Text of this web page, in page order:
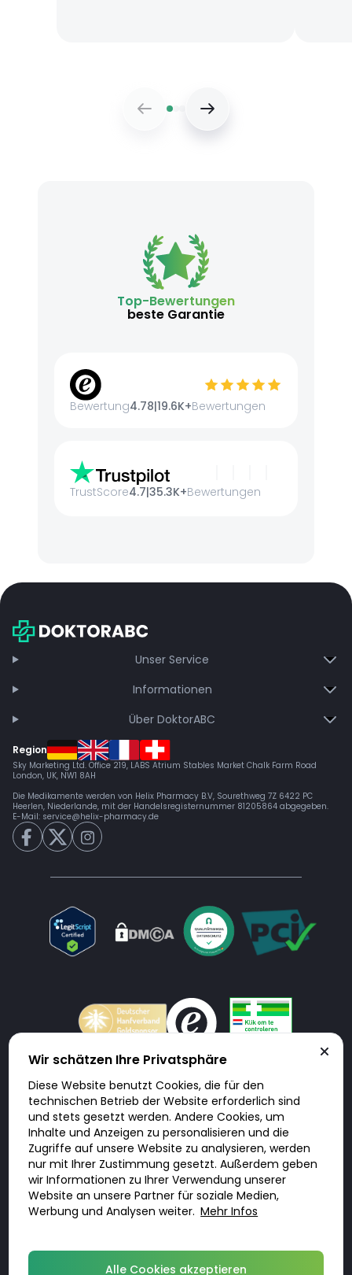
Top-Bewertungen
beste Garantie
Bewertung4.78|19.6K+Bewertungen
TrustScore4.7|35.3K+Bewertungen
Unser Service
Informationen
Über DoktorABC
Region
Sky Marketing Ltd. Office 219, LABS Atrium Stables Market Chalk Farm Road
London, UK, NW1 8AH
Die Medikamente werden von Helix Pharmacy B.V, Sourethweg 7Z 6422 PC
Heerlen, Niederlande, mit der Handelsregisternummer 81205864 abgegeben.
E-Mail: service@helix-pharmacy.de
Doktorabc.com ist eine Vermittlungsplattform. Doktorabc ist ausdrücklich
keine Internetapotheke. Doktorabc bietet keine Medikamente oder
sonstige Produkte an oder liefert diese. Jegliche Informationen zu
Produkten, Medikamenten und Preisen auf der Internetseite beinhalten
kein Angebot von Doktorabc an Sie. Für die Einhaltung der in Ihrem Land
geltenden Gesetze und sonstigen Rechtsvorschriften sind Sie als Nutzer
selbst verantwortlich. Die Nutzung unseres Services auf Doktorabc durch
Sie erfolgt auf eigenes Risiko und in eigener Verantwortung. Sie erklären,
diese Internetseite aus eigener Initiative zu besuchen und zu nutzen.
Wir schätzen Ihre Privatsphäre
Diese Website benutzt Cookies, die für den
technischen Betrieb der Website erforderlich sind
und stets gesetzt werden. Andere Cookies, um
Inhalte und Anzeigen zu personalisieren und die
Zugriffe auf unsere Website zu analysieren, werden
nur mit Ihrer Zustimmung gesetzt. Außerdem geben
wir Informationen zu Ihrer Verwendung unserer
Website an unsere Partner für soziale Medien,
Werbung und Analysen weiter. Mehr Infos
Alle Cookies akzeptieren